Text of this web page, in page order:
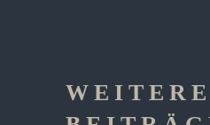
WEITERE